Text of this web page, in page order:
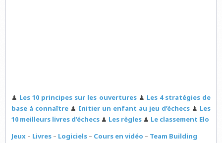
♟ Les 10 principes sur les ouvertures♟ Les 4 stratégies de
base à connaître ♟ Initier un enfant au jeu d’échecs♟ Les
10 meilleurs livres d’échecs ♟ Les règles ♟ Le classement Elo
Jeux – Livres – Logiciels – Cours en vidéo – Team Building